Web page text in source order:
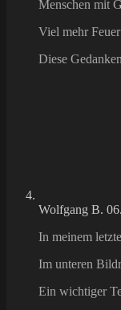
Menschen mit
Viel mehr
Diese
Wolfgang B.
In meinem
Im unteren
Ein wichtiger